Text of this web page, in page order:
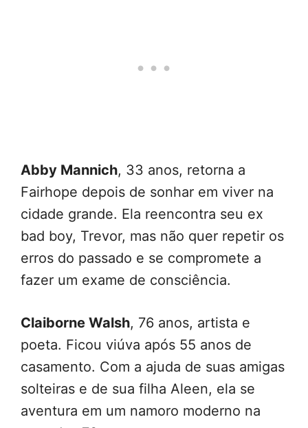
Abby Mannich, 33 anos, retorna a
Fairhope depois de sonhar em viver na
cidade grande. Ela reencontra seu ex
bad boy, Trevor, mas não quer repetir os
erros do passado e se compromete a
fazer um exame de consciência.
Claiborne Walsh, 76 anos, artista e
poeta. Ficou viúva após 55 anos de
casamento. Com a ajuda de suas amigas
solteiras e de sua filha Aleen, ela se
aventura em um namoro moderno na